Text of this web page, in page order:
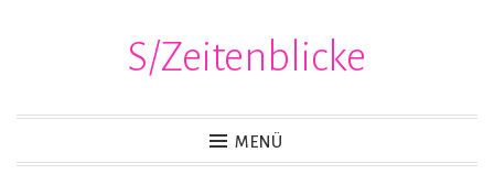
S/Zeitenblicke
MENÜ